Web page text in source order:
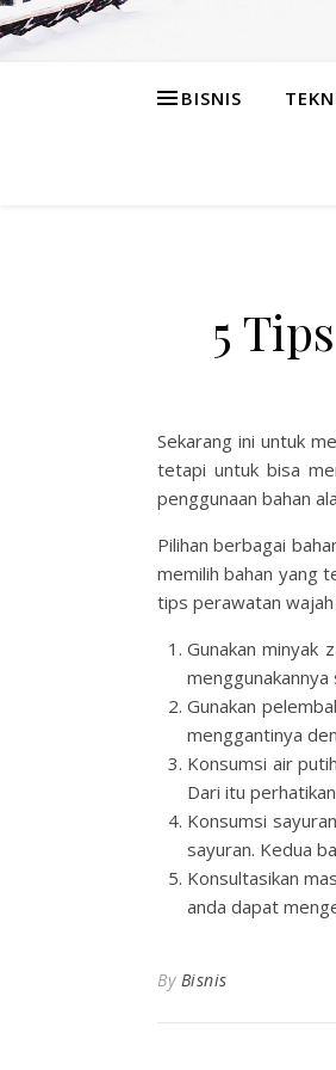
BISNIS
5
Sekarang ini untuk
tetapi untuk bisa
penggunaan bahan
Pilihan berbagai
memilih bahan yang
tips perawatan
Gunakan minyak
Gunakan
menggantinya
Konsumsi air
Dari itu
Konsumsi
sayuran. Kedua
Konsultasikan
anda dapat
By Bisnis